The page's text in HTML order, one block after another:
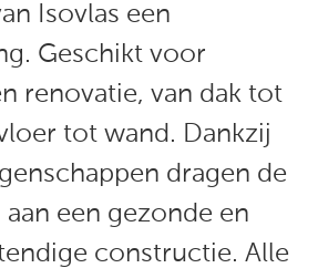
Isovlas een
Geschikt voor
renovatie, van dak tot
tot wand. Dankzij
dragen de
een gezonde en
constructie. Alle